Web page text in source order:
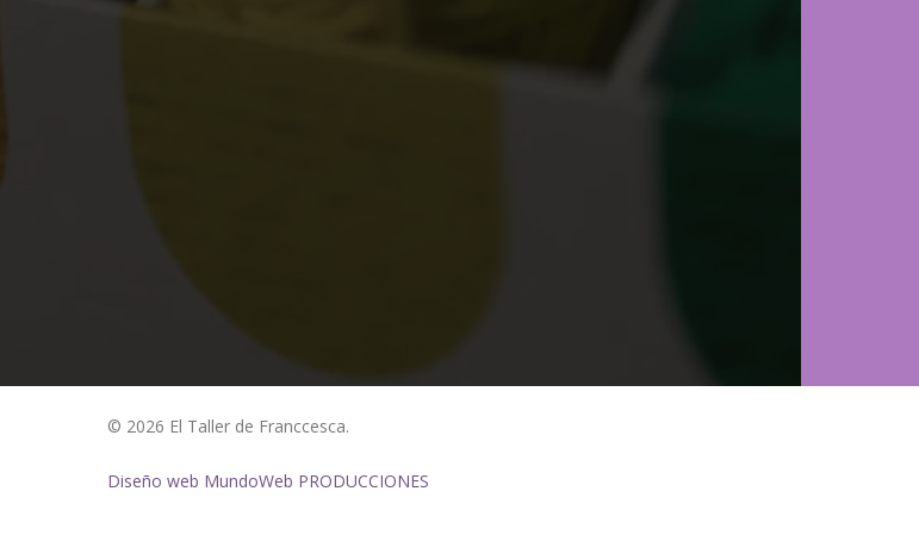
© 2026 El Taller de Franccesca.
Diseño web MundoWeb PRODUCCIONES